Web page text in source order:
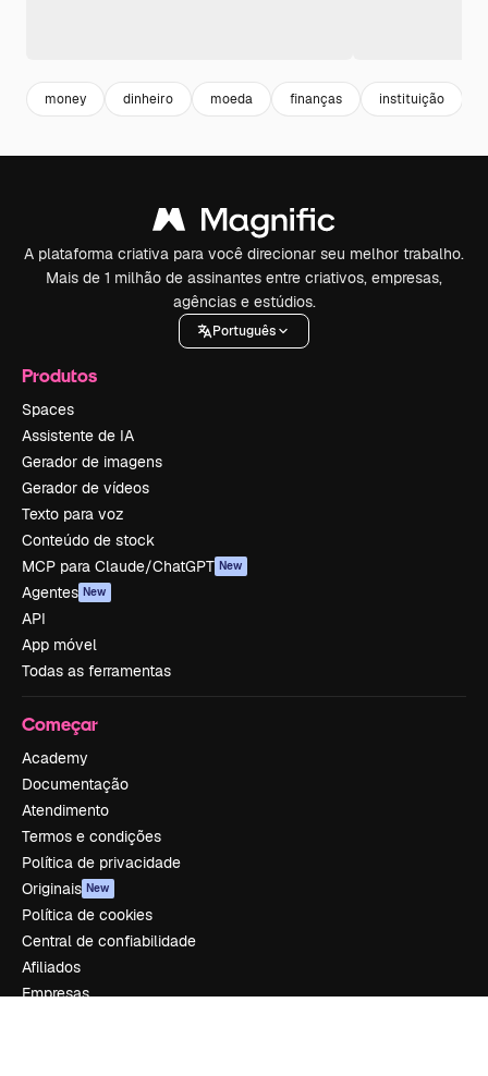
money dinheiro moeda finanças instituição
A plataforma criativa para você direcionar seu melhor trabalho.
Mais de 1 milhão de assinantes entre criativos, empresas,
agências e estúdios.
Português
Produtos
Spaces
Assistente de IA
Gerador de imagens
Gerador de vídeos
Texto para voz
Conteúdo de stock
MCP para Claude/ChatGPT New
Agentes New
API
App móvel
Todas as ferramentas
Começar
Academy
Documentação
Atendimento
Termos e condições
Política de privacidade
Originais New
Política de cookies
Central de confiabilidade
Afiliados
Empresas